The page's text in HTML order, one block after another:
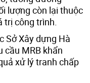
lượng còn lại thuộc
trị công trình.
Sở Xây dựng Hà
cầu MRB khẩn
xử lý tranh chấp